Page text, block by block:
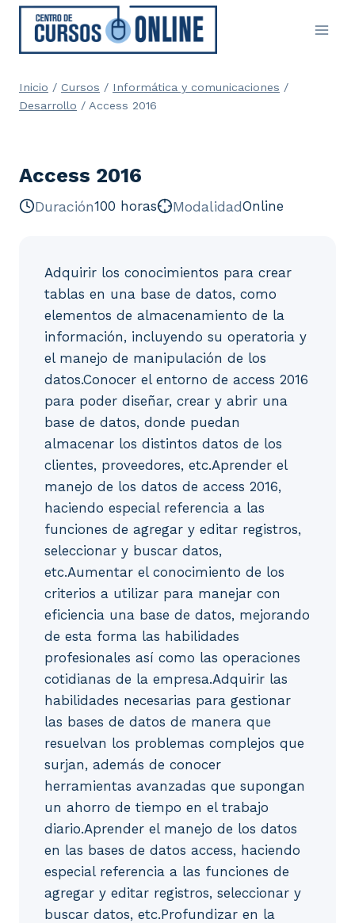
Saltar
contenido
Inicio / Cursos / Informática y comunicaciones /
Desarrollo / Access 2016
Access 2016
Duración100 horas ModalidadOnline
Adquirir los conocimientos para crear
tablas en una base de datos, como
elementos de almacenamiento de la
información, incluyendo su operatoria y
el manejo de manipulación de los
datos.Conocer el entorno de access 2016
para poder diseñar, crear y abrir una
base de datos, donde puedan
almacenar los distintos datos de los
clientes, proveedores, etc.Aprender el
manejo de los datos de access 2016,
haciendo especial referencia a las
funciones de agregar y editar registros,
seleccionar y buscar datos,
etc.Aumentar el conocimiento de los
criterios a utilizar para manejar con
eficiencia una base de datos, mejorando
de esta forma las habilidades
profesionales así como las operaciones
cotidianas de la empresa.Adquirir las
habilidades necesarias para gestionar
las bases de datos de manera que
resuelvan los problemas complejos que
surjan, además de conocer
herramientas avanzadas que supongan
un ahorro de tiempo en el trabajo
diario.Aprender el manejo de los datos
en las bases de datos access, haciendo
especial referencia a las funciones de
agregar y editar registros, seleccionar y
buscar datos, etc.Profundizar en la